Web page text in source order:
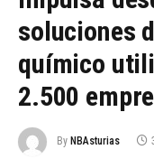
soluciones
químico
2.500
By NBAsturias